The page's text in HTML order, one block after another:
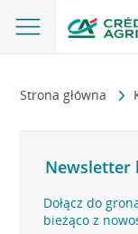
Strona główna
Newsletter
Dołącz do
bieżąco z